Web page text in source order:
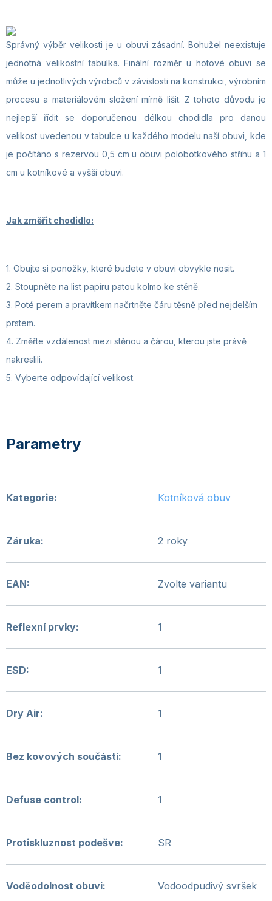
Správný výběr velikosti je u obuvi zásadní. Bohužel neexistuje
jednotná velikostní tabulka. Finální rozměr u hotové obuvi se
může u jednotlivých výrobců v závislosti na konstrukci, výrobním
procesu a materiálovém složení mírně lišit. Z tohoto důvodu je
nejlepší řídit se doporučenou délkou chodidla pro danou
velikost uvedenou v tabulce u každého modelu naší obuvi, kde
je počítáno s rezervou 0,5 cm u obuvi polobotkového střihu a 1
cm u kotníkové a vyšší obuvi.
Jak změřit chodidlo:
1. Obujte si ponožky, které budete v obuvi obvykle nosit.
2. Stoupněte na list papíru patou kolmo ke stěně.
3. Poté perem a pravítkem načrtněte čáru těsně před nejdelším
prstem.
4. Změřte vzdálenost mezi stěnou a čárou, kterou jste právě
nakreslili.
5. Vyberte odpovídající velikost.
Kategorie: Kotníková obuv
Záruka: 2 roky
EAN: Zvolte variantu
Reflexní prvky: 1
ESD: 1
Dry Air: 1
Bez kovových součástí: 1
Defuse control: 1
Protiskluznost podešve: SR
Voděodolnost obuvi: Vodoodpudivý svršek